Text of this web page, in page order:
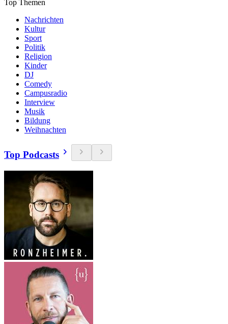
Top Themen
Nachrichten
Kultur
Sport
Politik
Religion
Kinder
DJ
Comedy
Campusradio
Interview
Musik
Bildung
Weihnachten
Top Podcasts